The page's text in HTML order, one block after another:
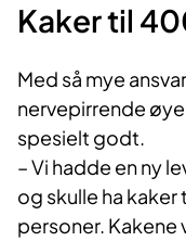
Kaker til
Med så mye
nervepirrende
spesielt godt.
– Vi hadde en ny
og skulle ha
personer. Kakene